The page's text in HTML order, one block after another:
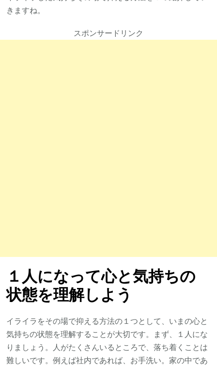
きますね。
スポンサードリンク
１人になって心と気持ちの
状態を理解し よう
イライラをその場で抑える方法の１つとして、いまの心と
気持ちの状態を理解することが大切です。まず、１人にな
りましょう。人がたくさんいるところで、落ち着くことは
難しいです。例えば社内であれば、お手洗い。家の中であ